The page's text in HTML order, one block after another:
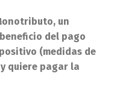
un
del pago
(medidas de
quiere pagar la